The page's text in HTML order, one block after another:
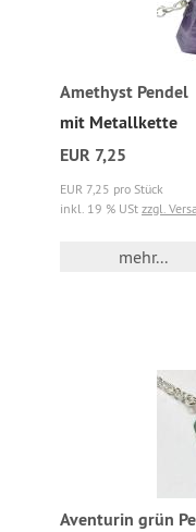
Amethyst Pendel
mit Metallkette
EUR 7,25
EUR 7,25 pro Stück
inkl. 19 % USt zzgl.
mehr...
Aventurin grün